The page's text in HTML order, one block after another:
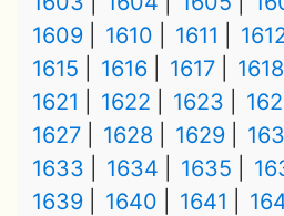
1609
1610 1611
1615
1616 1617 1618
1621
1622 1623
1627
1628 1629
1633
1634 1635
1639
1640 1641